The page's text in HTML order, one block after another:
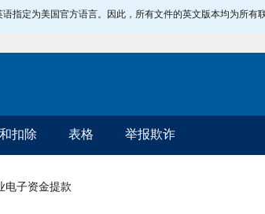
指定为美国官方语言。因此，所有文件的英文版本均为所有
扣除 表格 举报欺诈
电子资金提款